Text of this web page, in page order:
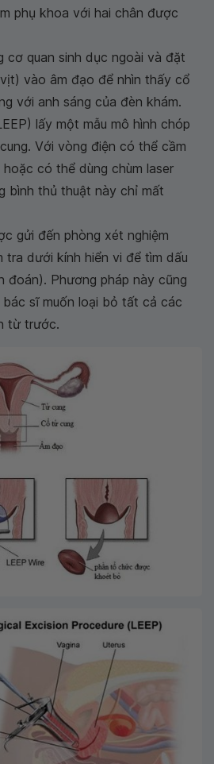
phụ khoa với hai chân được
cơ quan sinh dục ngoài và đặt
vào âm đạo để nhìn thấy cổ
với anh sáng của đèn khám.
lấy một mẫu mô hình chóp
Với vòng điện có thể cầm
có thể dùng chùm laser
bình thủ thuật này chỉ mất
gửi đến phòng xét nghiệm
tra dưới kính hiển vi để tìm dấu
đoán). Phương pháp này cũng
sĩ muốn loại bỏ tất cả các
từ trước.